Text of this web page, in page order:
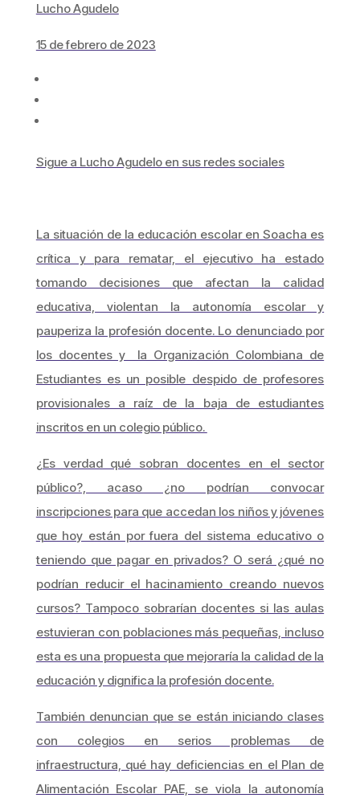
Lucho Agudelo
15 de febrero de 2023
Sigue a Lucho Agudelo en sus redes sociales
La situación de la educación escolar en Soacha es
crítica y para rematar, el ejecutivo ha estado
tomando decisiones que afectan la calidad
educativa, violentan la autonomía escolar y
pauperiza la profesión docente. Lo denunciado por
los docentes y la Organización Colombiana de
Estudiantes es un posible despido de profesores
provisionales a raíz de la baja de estudiantes
inscritos en un colegio público.
¿Es verdad qué sobran docentes en el sector
público?, acaso ¿no podrían convocar
inscripciones para que accedan los niños y jóvenes
que hoy están por fuera del sistema educativo o
teniendo que pagar en privados? O será ¿qué no
podrían reducir el hacinamiento creando nuevos
cursos? Tampoco sobrarían docentes si las aulas
estuvieran con poblaciones más pequeñas, incluso
esta es una propuesta que mejoraría la calidad de la
educación y dignifica la profesión docente.
También denuncian que se están iniciando clases
con colegios en serios problemas de
infraestructura, qué hay deficiencias en el Plan de
Alimentación Escolar PAE, se viola la autonomía